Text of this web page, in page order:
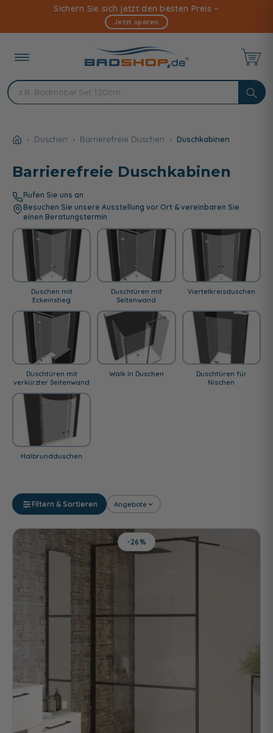
Inhalt
Sichern Sie sich jetzt den besten Preis –
Jetzt sparen
Duschen Barrierefreie Duschen Duschkabinen
Barrierefreie Duschkabinen
Rufen Sie uns an
Besuchen Sie unsere Ausstellung vor Ort & vereinbaren Sie
einen Beratungstermin
Duschen mit
Eckeinstieg
Duschtüren mit
Seitenwand
Viertelkreisduschen
Duschtüren mit
verkürzter Seitenwand
Walk In Duschen
Duschtüren für
Nischen
Halbrundduschen
Filtern & Sortieren Angebote
-26%